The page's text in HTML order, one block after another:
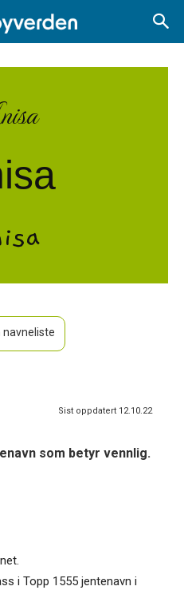
navneliste
Sist oppdatert 12.10.22
som betyr vennlig.
i Topp 1555 jentenavn i